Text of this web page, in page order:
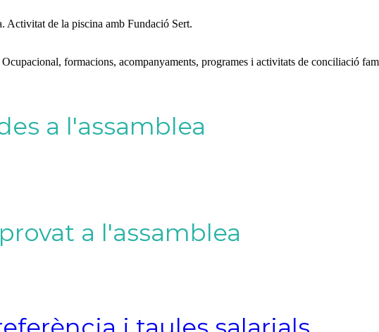
Activitat de la piscina amb Fundació Sert.
formacions, acompanyaments, programes i activitats de conciliació
a l'assamblea
a l'assamblea